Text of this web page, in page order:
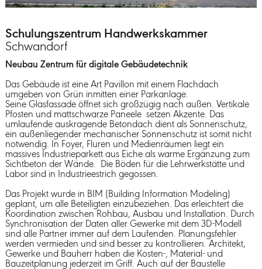
Schulungszentrum Handwerkskammer
Schwandorf
Neubau Zentrum für digitale Gebäudetechnik
Das Gebäude ist eine Art Pavillon mit einem Flachdach
umgeben von Grün inmitten einer Parkanlage.
Seine Glasfassade öffnet sich großzügig nach außen. Vertikale
Pfosten und mattschwarze Paneele setzen Akzente. Das
umlaufende auskragende Betondach dient als Sonnenschutz,
ein außenliegender mechanischer Sonnenschutz ist somit nicht
notwendig. In Foyer, Fluren und Medienräumen liegt ein
massives Industrieparkett aus Eiche als warme Ergänzung zum
Sichtbeton der Wände. Die Böden für die Lehrwerkstätte und
Labor sind in Industrieestrich gegossen.
Das Projekt wurde in BIM (Building Information Modeling)
geplant, um alle Beteiligten einzubeziehen. Das erleichtert die
Koordination zwischen Rohbau, Ausbau und Installation. Durch
Synchronisation der Daten aller Gewerke mit dem 3D-Modell
sind alle Partner immer auf dem Laufenden. Planungsfehler
werden vermieden und sind besser zu kontrollieren. Architekt,
Gewerke und Bauherr haben die Kosten-, Material- und
Bauzeitplanung jederzeit im Griff. Auch auf der Baustelle